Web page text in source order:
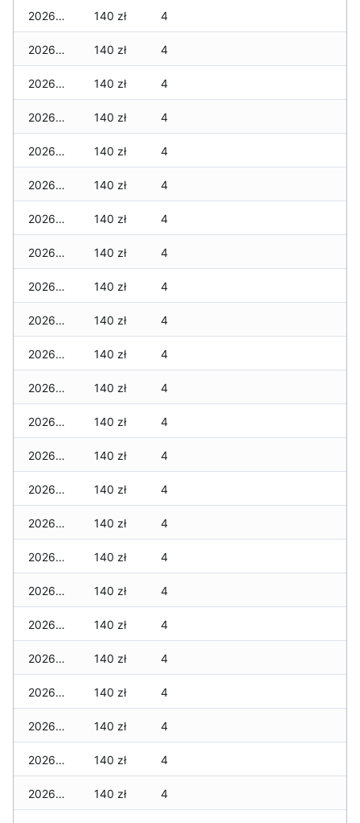
2026-06-06 140 zł 4
2026-06-05 140 zł 4
2026-06-04 140 zł 4
2026-06-03 140 zł 4
2026-06-02 140 zł 4
2026-06-01 140 zł 4
2026-05-31 140 zł 4
2026-05-30 140 zł 4
2026-05-29 140 zł 4
2026-05-28 140 zł 4
2026-05-27 140 zł 4
2026-05-26 140 zł 4
2026-05-25 140 zł 4
2026-05-24 140 zł 4
2026-05-23 140 zł 4
2026-05-22 140 zł 4
2026-05-21 140 zł 4
2026-05-20 140 zł 4
2026-05-19 140 zł 4
2026-05-18 140 zł 4
2026-05-17 140 zł 4
2026-05-16 140 zł 4
2026-05-15 140 zł 4
2026-05-14 140 zł 4